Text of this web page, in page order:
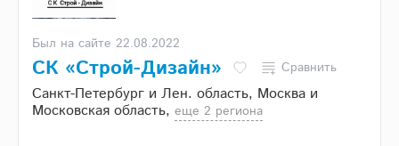
Был на сайте 22.08.2022
СК «Строй-Дизайн» Сравнить
Санкт-Петербург и Лен. область, Москва и
Московская область, eще 2 региона